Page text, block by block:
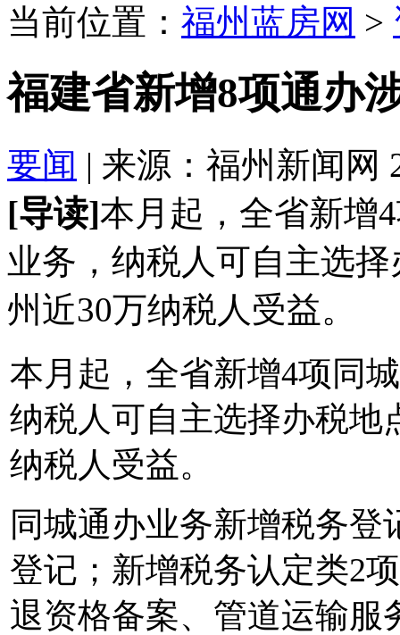
当前位置： 福州蓝房网 >
福建省新增8项通办
要闻 | 来源：福州新闻网
[导读]本月起，全省新增
业务，纳税人可自主选
州近30万纳税人受益。
本月起，全省新增4项同
纳税人可自主选择办税地
纳税人受益。
同城通办业务新增税务
登记；新增税务认定类2
退资格备案、管道运输服